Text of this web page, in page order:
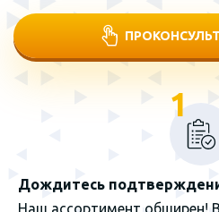
1
Дождитесь
Наш ассортимент обширен!